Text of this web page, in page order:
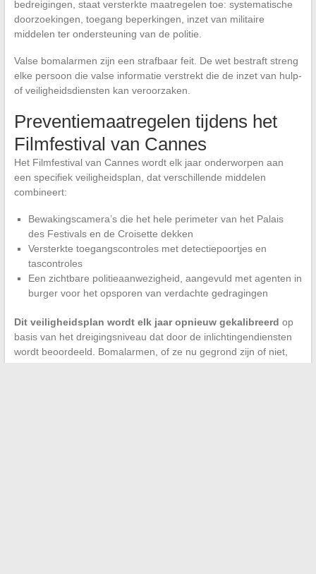
bedreigingen, staat versterkte maatregelen toe: systematische
doorzoekingen, toegang beperkingen, inzet van militaire
middelen ter ondersteuning van de politie.
Valse bomalarmen zijn een strafbaar feit. De wet bestraft streng
elke persoon die valse informatie verstrekt die de inzet van hulp-
of veiligheidsdiensten kan veroorzaken.
Preventiemaatregelen tijdens het
Filmfestival van Cannes
Het Filmfestival van Cannes wordt elk jaar onderworpen aan
een specifiek veiligheidsplan, dat verschillende middelen
combineert:
Bewakingscamera’s die het hele perimeter van het Palais
des Festivals en de Croisette dekken
Versterkte toegangscontroles met detectiepoortjes en
tascontroles
Een zichtbare politieaanwezigheid, aangevuld met agenten in
burger voor het opsporen van verdachte gedragingen
Dit veiligheidsplan wordt elk jaar opnieuw gekalibreerd op
basis van het dreigingsniveau dat door de inlichtingendiensten
wordt beoordeeld. Bomalarmen, of ze nu gegrond zijn of niet,